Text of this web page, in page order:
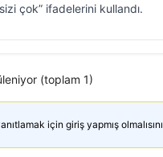
çok” ifadelerini kullandı.
(toplam 1)
için giriş yapmış